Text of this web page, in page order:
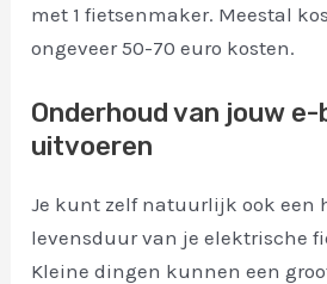
met 1 fietsenmaker. Meestal
ongeveer 50-70 euro kosten.
Onderhoud van jouw
uitvoeren
Je kunt zelf natuurlijk ook een
levensduur van je elektrische
Kleine dingen kunnen een